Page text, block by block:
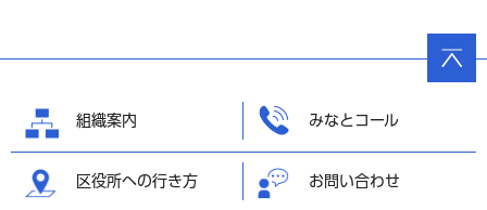
組織案内 みなとコール
区役所への行き方 お問い合わせ
ページ
の先頭